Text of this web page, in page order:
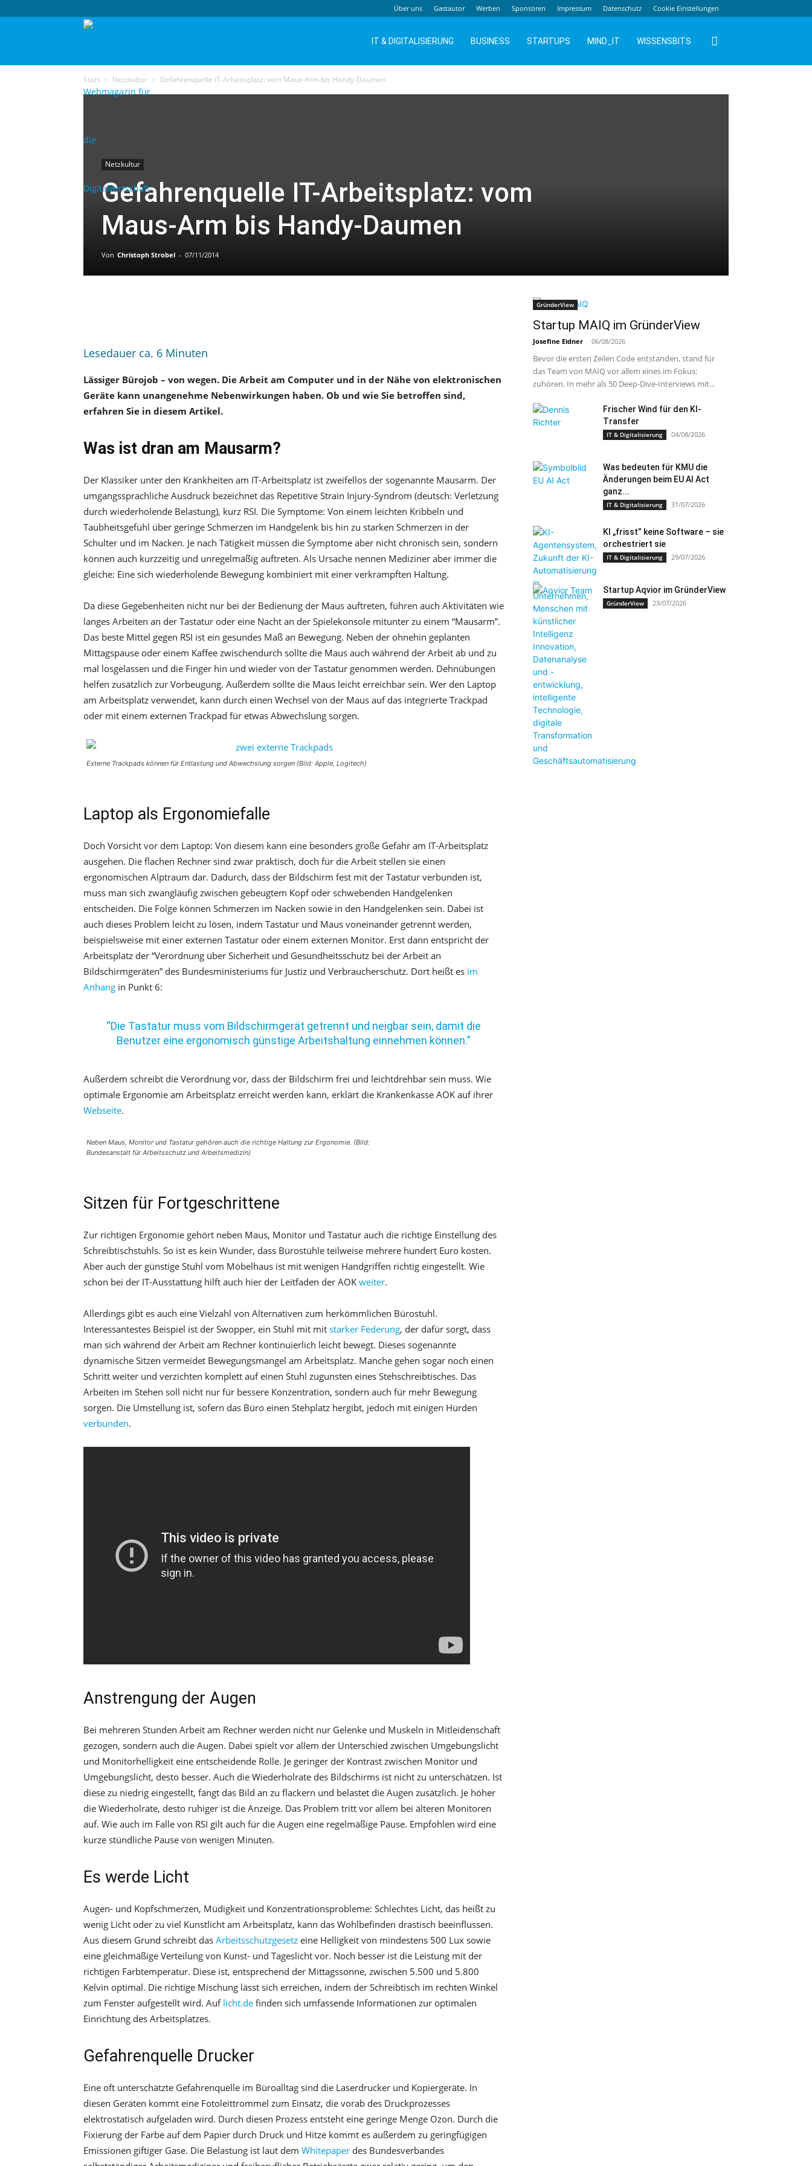
Über uns Gastautor Werben Sponsoren Impressum Datenschutz Cookie Einstellungen
IT & DIGITALISIERUNG BUSINESS STARTUPS MIND_IT WISSENSBITS
Start Netzkultur Gefahrenquelle IT-Arbeitsplatz: vom Maus-Arm bis Handy-Daumen
Netzkultur
Gefahrenquelle IT-Arbeitsplatz: vom
Maus-Arm bis Handy-Daumen
Von Christoph Strobel - 07/11/2014
Lesedauer ca. 6 Minuten
Lässiger Bürojob – von wegen. Die Arbeit am Computer und in der Nähe von elektronischen
Geräte kann unangenehme Nebenwirkungen haben. Ob und wie Sie betroffen sind,
erfahren Sie in diesem Artikel.
Was ist dran am Mausarm?
Der Klassiker unter den Krankheiten am IT-Arbeitsplatz ist zweifellos der sogenannte Mausarm. Der
umgangssprachliche Ausdruck bezeichnet das Repetitive Strain Injury-Syndrom (deutsch: Verletzung
durch wiederholende Belastung), kurz RSI. Die Symptome: Von einem leichten Kribbeln und
Taubheitsgefühl über geringe Schmerzen im Handgelenk bis hin zu starken Schmerzen in der
Schulter und im Nacken. Je nach Tätigkeit müssen die Symptome aber nicht chronisch sein, sondern
können auch kurzzeitig und unregelmäßig auftreten. Als Ursache nennen Mediziner aber immer die
gleiche: Eine sich wiederholende Bewegung kombiniert mit einer verkrampften Haltung.
Da diese Gegebenheiten nicht nur bei der Bedienung der Maus auftreten, führen auch Aktivitäten wie
langes Arbeiten an der Tastatur oder eine Nacht an der Spielekonsole mitunter zu einem “Mausarm”.
Das beste Mittel gegen RSI ist ein gesundes Maß an Bewegung. Neben der ohnehin geplanten
Mittagspause oder einem Kaffee zwischendurch sollte die Maus auch während der Arbeit ab und zu
mal losgelassen und die Finger hin und wieder von der Tastatur genommen werden. Dehnübungen
helfen zusätzlich zur Vorbeugung. Außerdem sollte die Maus leicht erreichbar sein. Wer den Laptop
am Arbeitsplatz verwendet, kann durch einen Wechsel von der Maus auf das integrierte Trackpad
oder mit einem externen Trackpad für etwas Abwechslung sorgen.
Externe Trackpads können für Entlastung und Abwechslung sorgen (Bild: Apple, Logitech)
Laptop als Ergonomiefalle
Doch Vorsicht vor dem Laptop: Von diesem kann eine besonders große Gefahr am IT-Arbeitsplatz
ausgehen. Die flachen Rechner sind zwar praktisch, doch für die Arbeit stellen sie einen
ergonomischen Alptraum dar. Dadurch, dass der Bildschirm fest mit der Tastatur verbunden ist,
muss man sich zwangläufig zwischen gebeugtem Kopf oder schwebenden Handgelenken
entscheiden. Die Folge können Schmerzen im Nacken sowie in den Handgelenken sein. Dabei ist
auch dieses Problem leicht zu lösen, indem Tastatur und Maus voneinander getrennt werden,
beispielsweise mit einer externen Tastatur oder einem externen Monitor. Erst dann entspricht der
Arbeitsplatz der “Verordnung über Sicherheit und Gesundheitsschutz bei der Arbeit an
Bildschirmgeräten” des Bundesministeriums für Justiz und Verbraucherschutz. Dort heißt es im
Anhang in Punkt 6:
“Die Tastatur muss vom Bildschirmgerät getrennt und neigbar sein, damit die
Benutzer eine ergonomisch günstige Arbeitshaltung einnehmen können.”
Außerdem schreibt die Verordnung vor, dass der Bildschirm frei und leichtdrehbar sein muss. Wie
optimale Ergonomie am Arbeitsplatz erreicht werden kann, erklärt die Krankenkasse AOK auf ihrer
Webseite.
Neben Maus, Monitor und Tastatur gehören auch die richtige Haltung zur Ergonomie. (Bild:
Bundesanstalt für Arbeitsschutz und Arbeitsmedizin)
Sitzen für Fortgeschrittene
Zur richtigen Ergonomie gehört neben Maus, Monitor und Tastatur auch die richtige Einstellung des
Schreibtischstuhls. So ist es kein Wunder, dass Bürostühle teilweise mehrere hundert Euro kosten.
Aber auch der günstige Stuhl vom Möbelhaus ist mit wenigen Handgriffen richtig eingestellt. Wie
schon bei der IT-Ausstattung hilft auch hier der Leitfaden der AOK weiter.
Allerdings gibt es auch eine Vielzahl von Alternativen zum herkömmlichen Bürostuhl.
Interessantestes Beispiel ist der Swopper, ein Stuhl mit mit starker Federung, der dafür sorgt, dass
man sich während der Arbeit am Rechner kontinuierlich leicht bewegt. Dieses sogenannte
dynamische Sitzen vermeidet Bewegungsmangel am Arbeitsplatz. Manche gehen sogar noch einen
Schritt weiter und verzichten komplett auf einen Stuhl zugunsten eines Stehschreibtisches. Das
Arbeiten im Stehen soll nicht nur für bessere Konzentration, sondern auch für mehr Bewegung
sorgen. Die Umstellung ist, sofern das Büro einen Stehplatz hergibt, jedoch mit einigen Hürden
verbunden.
Anstrengung der Augen
Bei mehreren Stunden Arbeit am Rechner werden nicht nur Gelenke und Muskeln in Mitleidenschaft
gezogen, sondern auch die Augen. Dabei spielt vor allem der Unterschied zwischen Umgebungslicht
und Monitorhelligkeit eine entscheidende Rolle. Je geringer der Kontrast zwischen Monitor und
Umgebungslicht, desto besser. Auch die Wiederholrate des Bildschirms ist nicht zu unterschätzen. Ist
diese zu niedrig eingestellt, fängt das Bild an zu flackern und belastet die Augen zusätzlich. Je höher
die Wiederholrate, desto ruhiger ist die Anzeige. Das Problem tritt vor allem bei älteren Monitoren
auf. Wie auch im Falle von RSI gilt auch für die Augen eine regelmäßige Pause. Empfohlen wird eine
kurze stündliche Pause von wenigen Minuten.
Es werde Licht
Augen- und Kopfschmerzen, Müdigkeit und Konzentrationsprobleme: Schlechtes Licht, das heißt zu
wenig Licht oder zu viel Kunstlicht am Arbeitsplatz, kann das Wohlbefinden drastisch beeinflussen.
Aus diesem Grund schreibt das Arbeitsschutzgesetz eine Helligkeit von mindestens 500 Lux sowie
eine gleichmäßige Verteilung von Kunst- und Tageslicht vor. Noch besser ist die Leistung mit der
richtigen Farbtemperatur. Diese ist, entsprechend der Mittagssonne, zwischen 5.500 und 5.800
Kelvin optimal. Die richtige Mischung lässt sich erreichen, indem der Schreibtisch im rechten Winkel
zum Fenster aufgestellt wird. Auf licht.de finden sich umfassende Informationen zur optimalen
Einrichtung des Arbeitsplatzes.
Gefahrenquelle Drucker
Eine oft unterschätzte Gefahrenquelle im Büroalltag sind die Laserdrucker und Kopiergeräte. In
diesen Geräten kommt eine Fotoleittrommel zum Einsatz, die vorab des Druckprozesses
elektrostatisch aufgeladen wird. Durch diesen Prozess entsteht eine geringe Menge Ozon. Durch die
Fixierung der Farbe auf dem Papier durch Druck und Hitze kommt es außerdem zu geringfügigen
Emissionen giftiger Gase. Die Belastung ist laut dem Whitepaper des Bundesverbandes
GründerView
Startup MAIQ im GründerView
Josefine Eidner - 06/08/2026
Bevor die ersten Zeilen Code entstanden, stand für
das Team von MAIQ vor allem eines im Fokus:
zuhören. In mehr als 50 Deep-Dive-Interviews mit...
Frischer Wind für den KI-
Transfer
IT & Digitalisierung 04/08/2026
Was bedeuten für KMU die
Änderungen beim EU AI Act
ganz...
IT & Digitalisierung 31/07/2026
KI „frisst” keine Software – sie
orchestriert sie
IT & Digitalisierung 29/07/2026
Startup Aqvior im GründerView
GründerView 23/07/2026